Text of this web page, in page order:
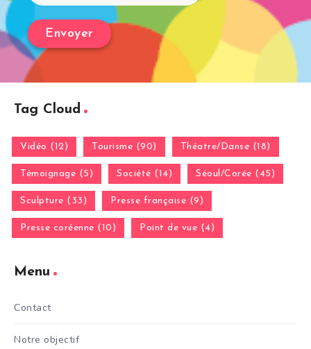
Tag Cloud
Vidéo (12) Tourisme (90) Théatre/Danse (18)
Témoignage (5) Société (14) Séoul/Corée (45)
Sculpture (33) Presse française (9)
Presse coréenne (10) Point de vue (4)
Menu
Contact
Notre objectif